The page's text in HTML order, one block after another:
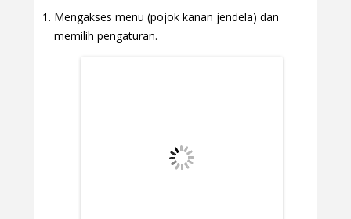
Mengakses menu (pojok kanan jendela) dan
memilih pengaturan.